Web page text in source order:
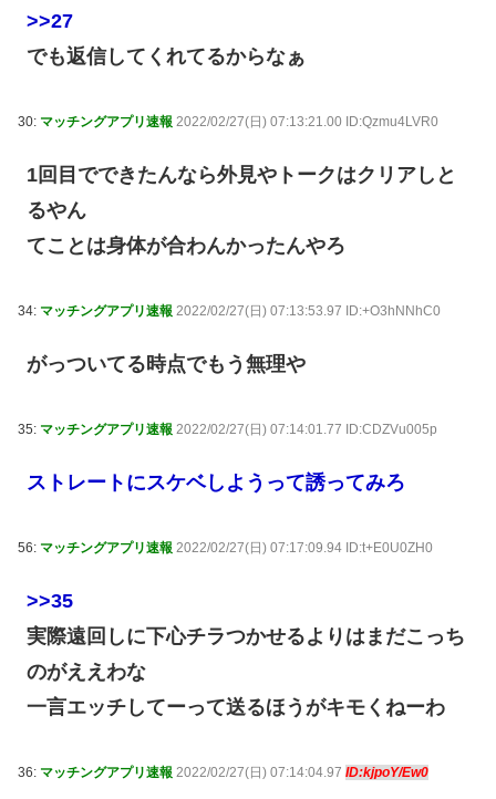
>>27
でも返信してくれてるからなぁ
30: マッチングアプリ速報 2022/02/27(日) 07:13:21.00 ID:Qzmu4LVR0
1回目でできたんなら外見やトークはクリアしと
るやん
てことは身体が合わんかったんやろ
34: マッチングアプリ速報 2022/02/27(日) 07:13:53.97 ID:+O3hNNhC0
がっついてる時点でもう無理や
35: マッチングアプリ速報 2022/02/27(日) 07:14:01.77 ID:CDZVu005p
ストレートにスケベしようって誘ってみろ
56: マッチングアプリ速報 2022/02/27(日) 07:17:09.94 ID:t+E0U0ZH0
>>35
実際遠回しに下心チラつかせるよりはまだこっち
のがええわな
一言エッチしてーって送るほうがキモくねーわ
36: マッチングアプリ速報 2022/02/27(日) 07:14:04.97 ID:kjpoY/Ew0